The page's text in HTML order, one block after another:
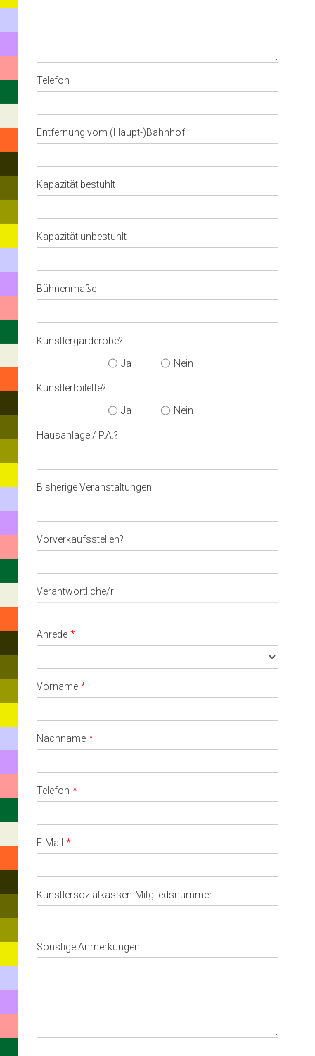
to
ESC
close
Telefon
Entfernung vom (Haupt-)Bahnhof
Kapazität bestuhlt
Kapazität unbestuhlt
Bühnenmaße
Künstlergarderobe?
Ja
Nein
Künstlertoilette?
Ja
Nein
Hausanlage / P.A.?
Bisherige Veranstaltungen
Vorverkaufsstellen?
Verantwortliche/r
Anrede
Vorname
Nachname
Telefon
E-Mail
Künstlersozialkassen-Mitgliedsnummer
Sonstige Anmerkungen